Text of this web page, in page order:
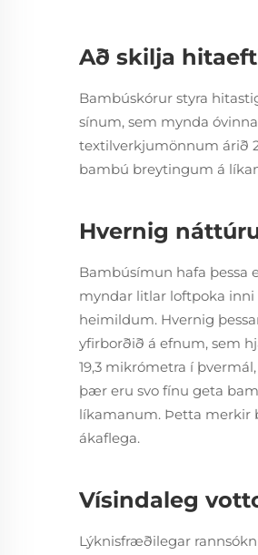
Að skilja
Bambúskórur styra
sínum, sem mynda
textilverkjumönnum árið
bambú breytingum á
Hvernig
Bambúsímun hafa þessa
myndar litlar loftpoka
heimildum. Hvernig
yfirborðið á efnum, sem
19,3 mikrómetra í
þær eru svo fínu geta
líkamanum. Þetta merkir
ákaflega.
Vísindaleg
Lýknisfræðilegar